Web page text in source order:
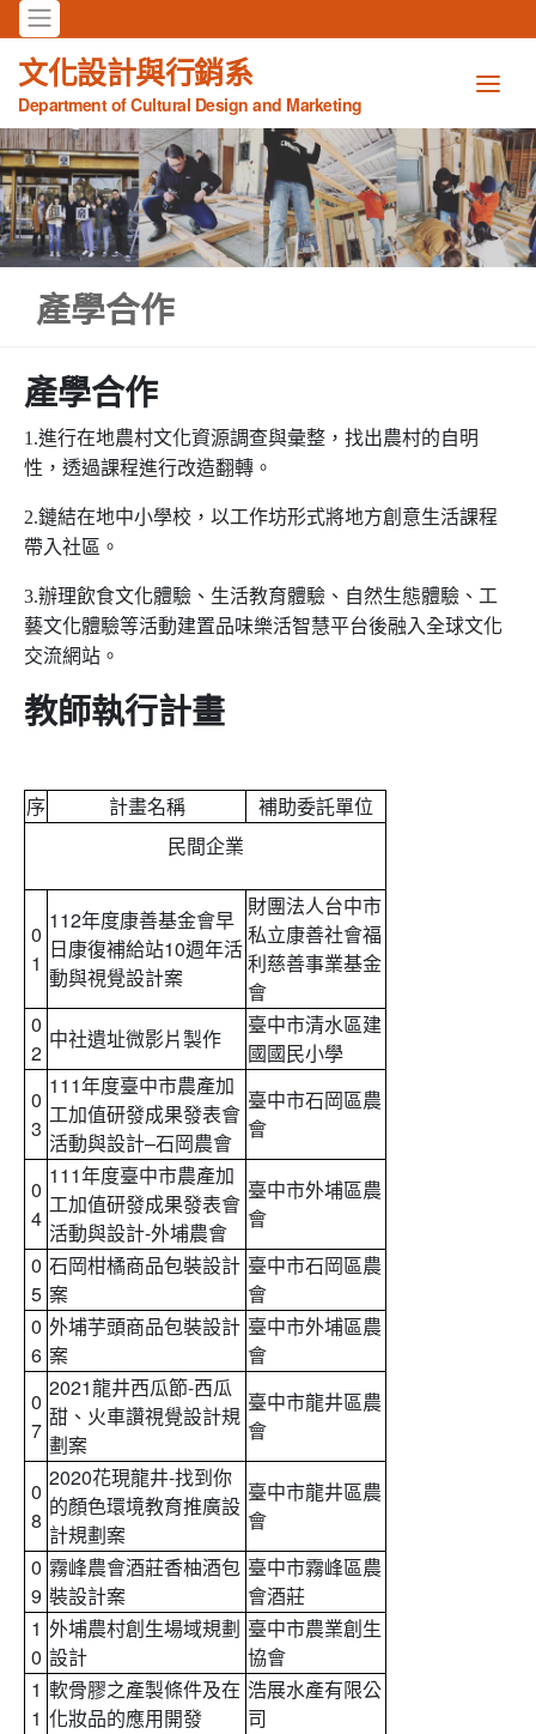
文化設計與行銷系
Department of Cultural Design and Marketing
產學合作
產學合作
1.進行在地農村文化資源調查與彙整，找出農村的自明
性，透過課程進行改造翻轉。
2.鏈結在地中小學校，以工作坊形式將地方創意生活課程
帶入社區。
3.辦理飲食文化體驗、生活教育體驗、自然生態體驗、工
藝文化體驗等活動建置品味樂活智慧平台後融入全球文化
交流網站。
教師執行計畫
序 計畫名稱
補助委託單位
民間企業
0
1
112年度康善基金會早
日康復補給站10週年活
動與視覺設計案
財團法人台中市
私立康善社會福
利慈善事業基金
會
0
2
中社遺址微影片製作
臺中市清水區建
國國民小學
0
3
111年度臺中市農產加
工加值研發成果發表會
活動與設計–石岡農會
臺中市石岡區農
會
0
4
111年度臺中市農產加
工加值研發成果發表會
活動與設計-外埔農會
臺中市外埔區農
會
0
5
石岡柑橘商品包裝設計
案
臺中市石岡區農
會
0
6
外埔芋頭商品包裝設計
案
臺中市外埔區農
會
0
7
2021龍井西瓜節-西瓜
甜、火車讚視覺設計規
劃案
臺中市龍井區農
會
0
8
2020花現龍井-找到你
的顏色環境教育推廣設
計規劃案
臺中市龍井區農
會
0
9
霧峰農會酒莊香柚酒包
裝設計案
臺中市霧峰區農
會酒莊
1
0
外埔農村創生場域規劃
設計
臺中市農業創生
協會
1
1
軟骨膠之產製條件及在
化妝品的應用開發
浩展水產有限公
司